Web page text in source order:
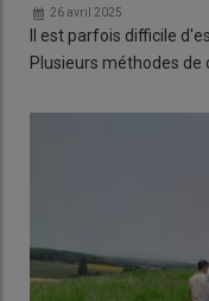
26 avril 2025
Il est parfois difficile
Plusieurs méthodes de